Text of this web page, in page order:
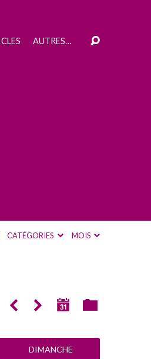
AUTRES…
CATÉGORIES MOIS
DIMANCHE